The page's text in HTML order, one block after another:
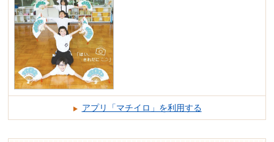
アプリ「マチイロ」を利用する